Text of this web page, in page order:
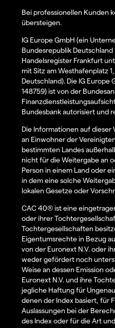
Bei professionellen Kunden
übersteigen.
IG Europe GmbH (ein
Bundesrepublik
Handelsregister Frankfurt
mit Sitz am Westhafenplatz
Deutschland). Die IG Europe
148759) ist von der
Bundesbank autorisiert und
Die Informationen auf
an Einwohner der
bestimmten Landes
nicht für die Weitergabe an
Person in einem Land oder
in dem eine solche
lokalen Gesetze oder
CAC 40® ist eine
oder ihrer
Tochtergesellschaften
Eigentumsrechte in Bezug
von der Euronext N.V. oder
weder gefördert noch
Weise an dessen Emission
Euronext N.V. und ihre
jegliche Haftung für
denen der Index basiert, für
Auslassungen bei der
des Index oder für die Art